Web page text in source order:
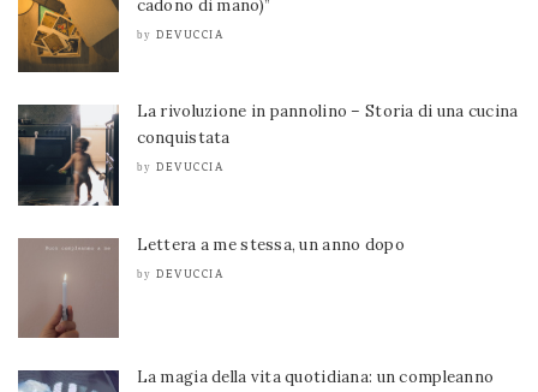
cadono di mano)”
by DEVUCCIA
La rivoluzione in pannolino – Storia di una cucina
conquistata
by DEVUCCIA
Lettera a me stessa, un anno dopo
by DEVUCCIA
La magia della vita quotidiana: un compleanno